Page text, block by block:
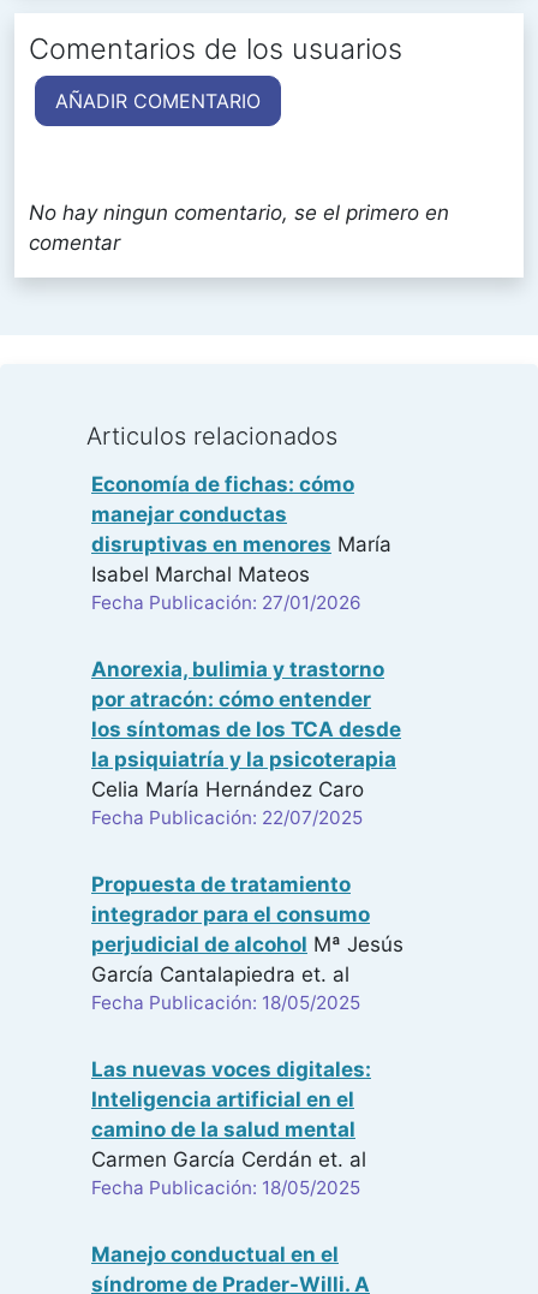
Comentarios de los usuarios
AÑADIR COMENTARIO
No hay ningun comentario, se el primero en
comentar
Articulos relacionados
Economía de fichas: cómo
manejar conductas
disruptivas en menores María
Isabel Marchal Mateos
Fecha Publicación: 27/01/2026
Anorexia, bulimia y trastorno
por atracón: cómo entender
los síntomas de los TCA desde
la psiquiatría y la psicoterapia
Celia María Hernández Caro
Fecha Publicación: 22/07/2025
Propuesta de tratamiento
integrador para el consumo
perjudicial de alcohol Mª Jesús
García Cantalapiedra et. al
Fecha Publicación: 18/05/2025
Las nuevas voces digitales:
Inteligencia artificial en el
camino de la salud mental
Carmen García Cerdán et. al
Fecha Publicación: 18/05/2025
Manejo conductual en el
síndrome de Prader-Willi. A